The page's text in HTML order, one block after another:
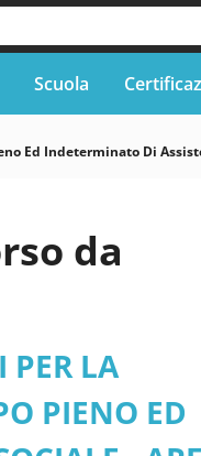
Scuola
Ed Indeterminato Di
da
PER LA
PIENO ED